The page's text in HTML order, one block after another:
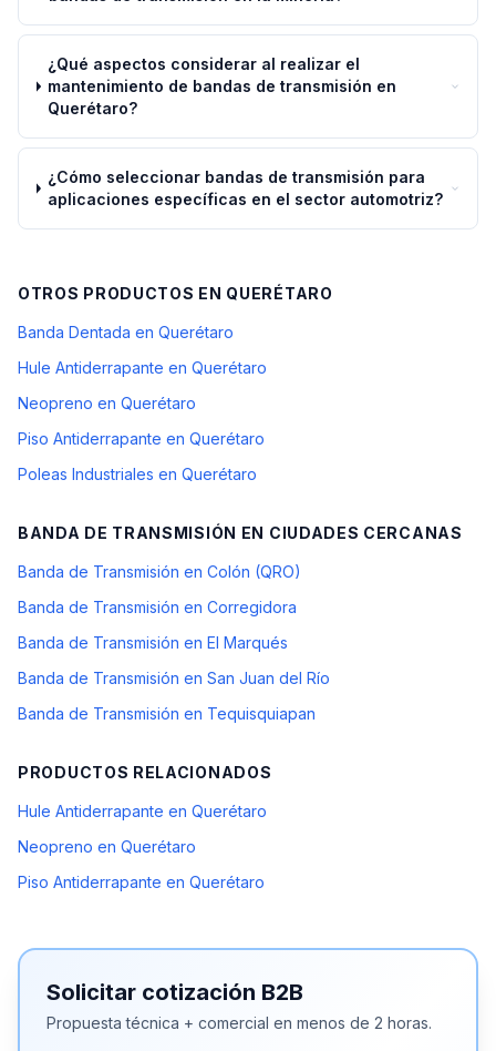
¿Qué aspectos considerar al realizar el
mantenimiento de bandas de transmisión en
Querétaro?
¿Cómo seleccionar bandas de transmisión para
aplicaciones específicas en el sector automotriz?
OTROS PRODUCTOS EN QUERÉTARO
Banda Dentada en Querétaro
Hule Antiderrapante en Querétaro
Neopreno en Querétaro
Piso Antiderrapante en Querétaro
Poleas Industriales en Querétaro
BANDA DE TRANSMISIÓN EN CIUDADES CERCANAS
Banda de Transmisión en Colón (QRO)
Banda de Transmisión en Corregidora
Banda de Transmisión en El Marqués
Banda de Transmisión en San Juan del Río
Banda de Transmisión en Tequisquiapan
PRODUCTOS RELACIONADOS
Hule Antiderrapante en Querétaro
Neopreno en Querétaro
Piso Antiderrapante en Querétaro
Solicitar cotización B2B
Propuesta técnica + comercial en menos de 2 horas.